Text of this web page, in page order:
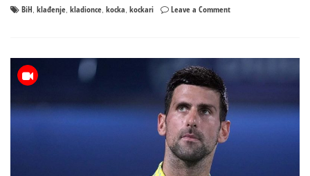
BiH, klađenje, kladionce, kocka, kockari Leave a Commenton
kladionicama
milijarde
maraka:
U